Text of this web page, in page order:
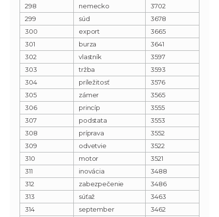
298 nemecko
3702
299
súd
3678
300
export
3665
301
burza
3641
302
vlastník
3597
303
tržba
3593
304
príležitosť
3576
305
zámer
3565
306
princíp
3555
307
podstata
3553
308
príprava
3552
309
odvetvie
3522
310
motor
3521
311
inovácia
3488
312
zabezpečenie
3486
313
súťaž
3463
314
september
3462